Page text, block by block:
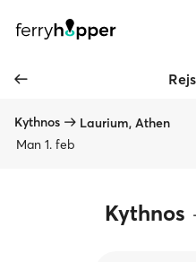
Kythnos
Laurium, Athen
Man 1. feb
Kythnos